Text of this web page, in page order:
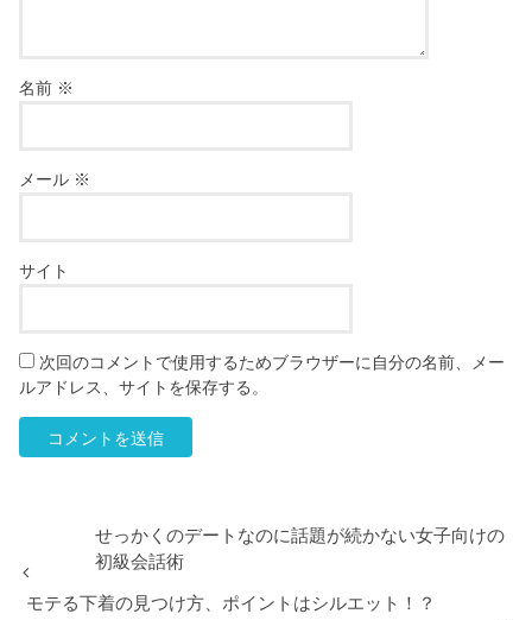
名前 ※
メール ※
サイト
次回のコメントで使用するためブラウザーに自分の名前、メー
ルアドレス、サイトを保存する。
せっかくのデートなのに話題が続かない女子向けの
初級会話術
モテる下着の見つけ方、ポイントはシルエット！？